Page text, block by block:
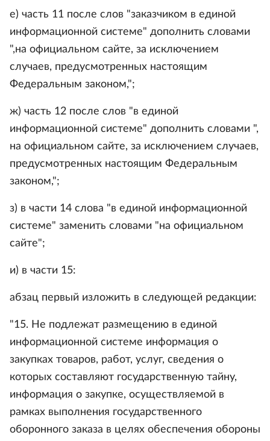
е) часть 11 после слов "заказчиком в единой
информационной системе" дополнить словами
",на официальном сайте, за исключением
случаев, предусмотренных настоящим
Федеральным законом,";
ж) часть 12 после слов "в единой
информационной системе" дополнить словами ",
на официальном сайте, за исключением случаев,
предусмотренных настоящим Федеральным
законом,";
з) в части 14 слова "в единой информационной
системе" заменить словами "на официальном
сайте";
и) в части 15:
абзац первый изложить в следующей редакции:
"15. Не подлежат размещению в единой
информационной системе информация о
закупках товаров, работ, услуг, сведения о
которых составляют государственную тайну,
информация о закупке, осуществляемой в
рамках выполнения государственного
оборонного заказа в целях обеспечения обороны